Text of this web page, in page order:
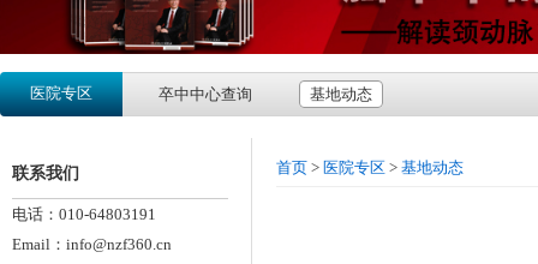
医院专区 卒中中心查询 基地动态
联系我们
电话：010-64803191
Email：info@nzf360.cn
首页 > 医院专区 > 基地动态